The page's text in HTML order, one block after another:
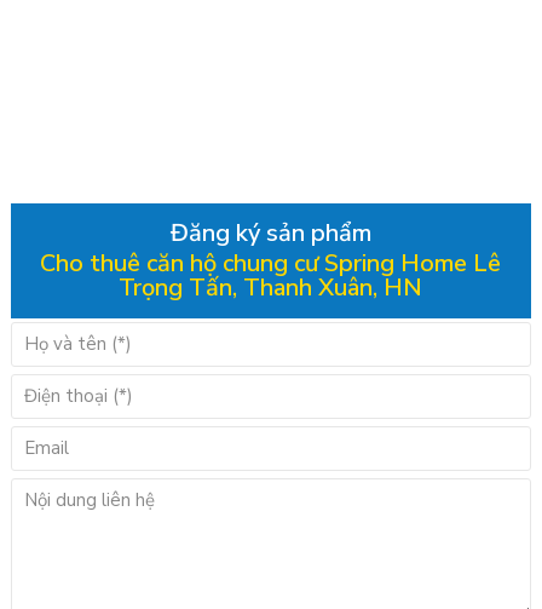
Đăng ký sản phẩm
Cho thuê căn hộ chung cư Spring Home Lê
Trọng Tấn, Thanh Xuân, HN